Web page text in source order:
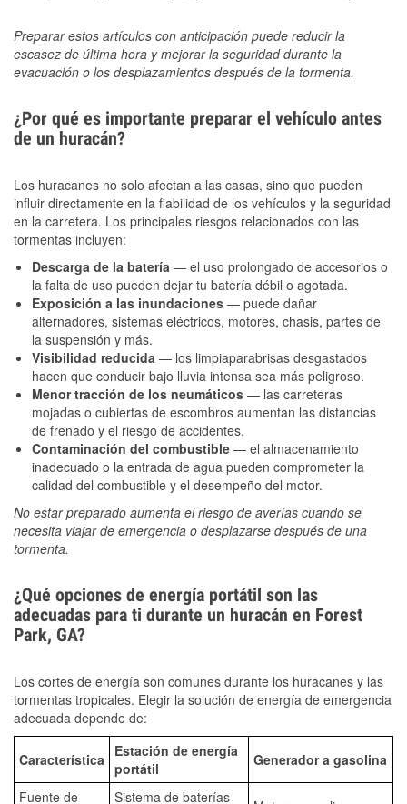
Preparar estos artículos con anticipación puede reducir la
escasez de última hora y mejorar la seguridad durante la
evacuación o los desplazamientos después de la tormenta.
¿Por qué es importante preparar el vehículo antes
de un huracán?
Los huracanes no solo afectan a las casas, sino que pueden
influir directamente en la fiabilidad de los vehículos y la seguridad
en la carretera. Los principales riesgos relacionados con las
tormentas incluyen:
Descarga de la batería — el uso prolongado de accesorios o
la falta de uso pueden dejar tu batería débil o agotada.
Exposición a las inundaciones — puede dañar
alternadores, sistemas eléctricos, motores, chasis, partes de
la suspensión y más.
Visibilidad reducida — los limpiaparabrisas desgastados
hacen que conducir bajo lluvia intensa sea más peligroso.
Menor tracción de los neumáticos — las carreteras
mojadas o cubiertas de escombros aumentan las distancias
de frenado y el riesgo de accidentes.
Contaminación del combustible — el almacenamiento
inadecuado o la entrada de agua pueden comprometer la
calidad del combustible y el desempeño del motor.
No estar preparado aumenta el riesgo de averías cuando se
necesita viajar de emergencia o desplazarse después de una
tormenta.
¿Qué opciones de energía portátil son las
adecuadas para ti durante un huracán en Forest
Park, GA?
Los cortes de energía son comunes durante los huracanes y las
tormentas tropicales. Elegir la solución de energía de emergencia
adecuada depende de:
Característica
Estación de energía
portátil
Generador a gasolina
Fuente de Sistema de baterías